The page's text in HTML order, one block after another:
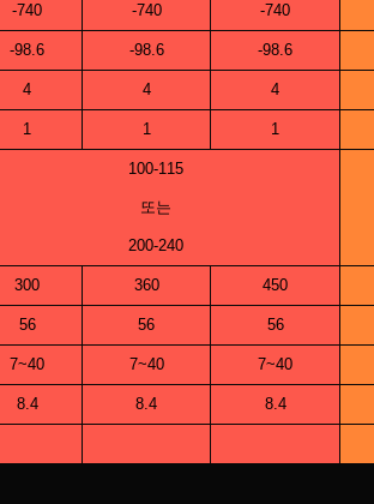
-740 -740 -740
-98.6 -98.6 -98.6
4 4 4
1 1 1
100-115
또는
200-240
300 360 450
56 56 56
7~40 7~40 7~40
8.4 8.4 8.4